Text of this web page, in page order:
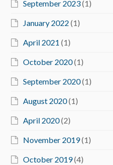
September 2023(1)
January 2022 (1)
April 2021 (1)
October 2020(1)
September 2020(1)
August 2020(1)
April 2020(2)
November 2019(1)
October 2019(4)